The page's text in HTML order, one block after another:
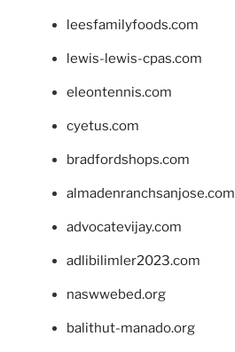
leesfamilyfoods.com
lewis-lewis-cpas.com
eleontennis.com
cyetus.com
bradfordshops.com
almadenranchsanjose.com
advocatevijay.com
adlibilimler2023.com
naswwebed.org
balithut-manado.org